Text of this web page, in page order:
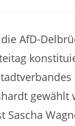
AfD-
gewählt
Sascha